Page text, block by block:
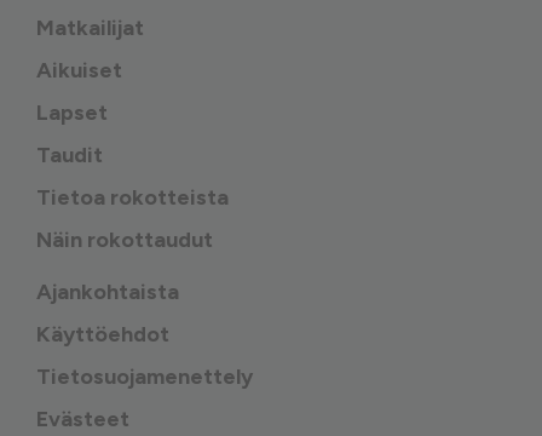
Matkailijat
Aikuiset
Lapset
Taudit
Tietoa rokotteista
Näin rokottaudut
Ajankohtaista
Käyttöehdot
Tietosuojamenettely
Evästeet